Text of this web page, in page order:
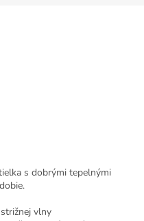
s dobrými tepelnými
vlny